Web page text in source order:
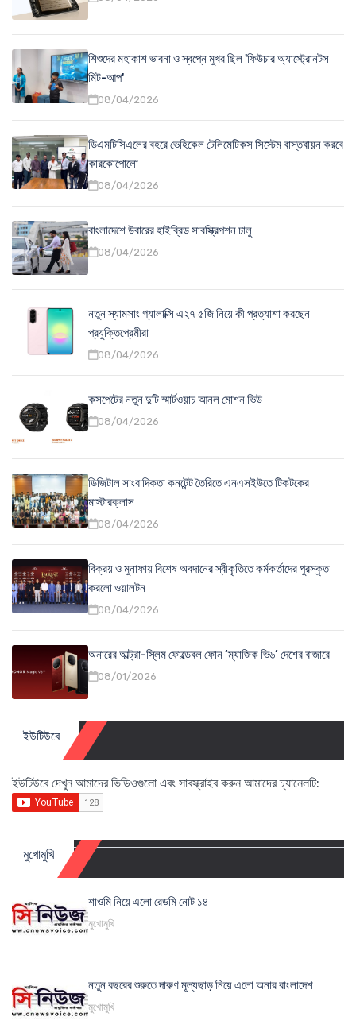
শিশুদের মহাকাশ ভাবনা ও স্বপ্নে মুখর ছিল 'ফিউচার অ্যাস্ট্রোনটস
মিট-আপ'
08/04/2026
ডিএমটিসিএলের বহরে ভেহিকেল টেলিমেটিকস সিস্টেম বাস্তবায়ন করবে
কারকোপোলো
08/04/2026
বাংলাদেশে উবারের হাইব্রিড সাবস্ক্রিপশন চালু
08/04/2026
নতুন স্যামসাং গ্যালাক্সি এ২৭ ৫জি নিয়ে কী প্রত্যাশা করছেন
প্রযুক্তিপ্রেমীরা
08/04/2026
কসপেটের নতুন দুটি স্মার্টওয়াচ আনল মোশন ভিউ
08/04/2026
ডিজিটাল সাংবাদিকতা কনটেন্ট তৈরিতে এনএসইউতে টিকটকের
মাস্টারক্লাস
08/04/2026
বিক্রয় ও মুনাফায় বিশেষ অবদানের স্বীকৃতিতে কর্মকর্তাদের পুরস্কৃত
করলো ওয়ালটন
08/04/2026
অনারের আল্ট্রা-স্লিম ফোল্ডেবল ফোন ‘ম্যাজিক ভি৬’ দেশের বাজারে
08/01/2026
ইউটিউবে
ইউটিউবে দেখুন আমাদের ভিডিওগুলো এবং সাবস্ক্রাইব করুন আমাদের চ্যানেলটি:
মুখোমুখি
শাওমি নিয়ে এলো রেডমি নোট ১৪
মুখোমুখি
নতুন বছরের শুরুতে দারুণ মূল্যছাড় নিয়ে এলো অনার বাংলাদেশ
মুখোমুখি